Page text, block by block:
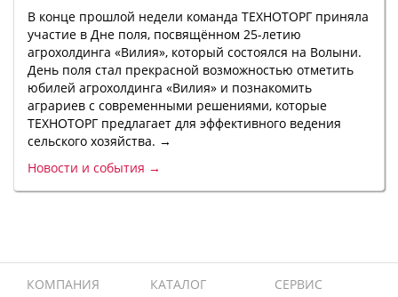
В конце прошлой недели команда ТЕХНОТОРГ приняла
участие в Дне поля, посвящённом 25-летию
агрохолдинга «Вилия», который состоялся на Волыни.
День поля стал прекрасной возможностью отметить
юбилей агрохолдинга «Вилия» и познакомить
аграриев с современными решениями, которые
ТЕХНОТОРГ предлагает для эффективного ведения
сельского хозяйства. →
Новости и события →
КОМПАНИЯ
КАТАЛОГ
СЕРВИС